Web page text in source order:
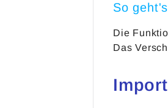
So geht's
Die
Das